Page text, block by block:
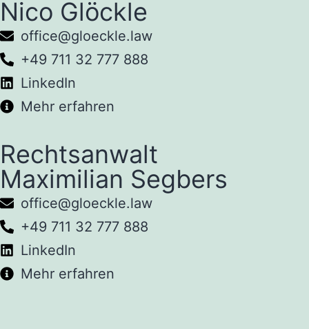
Nico Glöckle
office@gloeckle.law
+49 711 32 777 888
LinkedIn
Mehr erfahren
Rechtsanwalt
Maximilian Segbers
office@gloeckle.law
+49 711 32 777 888
LinkedIn
Mehr erfahren